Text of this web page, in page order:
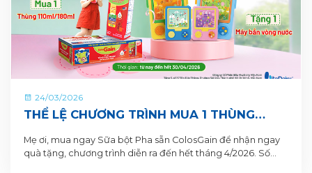
24/03/2026
THỂ LỆ CHƯƠNG TRÌNH MUA 1 THÙNG
TẶNG 1 QUÀ TỪ COLOSGAIN
Mẹ ơi, mua ngay Sữa bột Pha sẵn ColosGain để nhận ngay
quà tặng, chương trình diễn ra đến hết tháng 4/2026. Số